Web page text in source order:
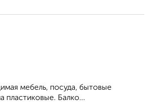
мебель, посуда, бытовые
пластиковые. Балко...